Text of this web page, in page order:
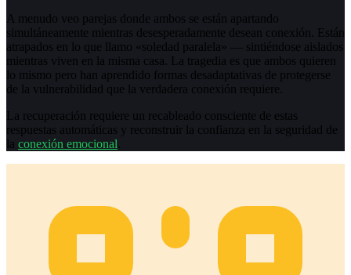
A menudo veo parejas donde ambos se están apartando
simultáneamente mientras desesperadamente desean conexión. Están
atrapados en lo que llamo «soledad paralela» — sintiéndose aislados
mientras viven en la misma casa. La tragedia es que ambos quieren
lo mismo pero han aprendido formas desadaptativas de protegerse
de la vulnerabilidad que la verdadera conexión requiere.
La recuperación requiere un recableado consciente de estas
respuestas automáticas y reconstruir la confianza en la seguridad de
la conexión emocional